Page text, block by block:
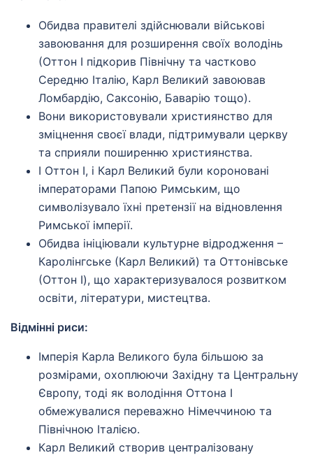
Обидва правителі здійснювали військові
завоювання для розширення своїх володінь
(Оттон I підкорив Північну та частково
Середню Італію, Карл Великий завоював
Ломбардію, Саксонію, Баварію тощо).
Вони використовували християнство для
зміцнення своєї влади, підтримували церкву
та сприяли поширенню християнства.
І Оттон I, і Карл Великий були короновані
імператорами Папою Римським, що
символізувало їхні претензії на відновлення
Римської імперії.
Обидва ініціювали культурне відродження –
Каролінгське (Карл Великий) та Оттонівське
(Оттон I), що характеризувалося розвитком
освіти, літератури, мистецтва.
Відмінні риси:
Імперія Карла Великого була більшою за
розмірами, охоплюючи Західну та Центральну
Європу, тоді як володіння Оттона I
обмежувалися переважно Німеччиною та
Північною Італією.
Карл Великий створив централізовану